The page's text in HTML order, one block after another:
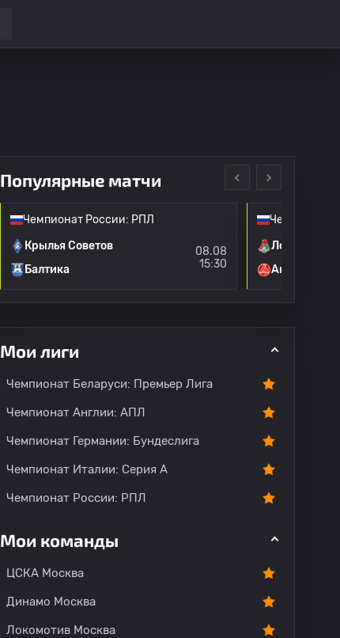
Популярные матчи
Чемпионат России: РПЛ
Крылья Советов
Балтика
08.08
15:30
Чемпионат
Локомотив
Акрон
Мои лиги
Чемпионат Беларуси: Премьер Лига
Чемпионат Англии: АПЛ
Чемпионат Германии: Бундеслига
Чемпионат Италии: Серия А
Чемпионат России: РПЛ
Мои команды
ЦСКА Москва
Динамо Москва
Локомотив Москва